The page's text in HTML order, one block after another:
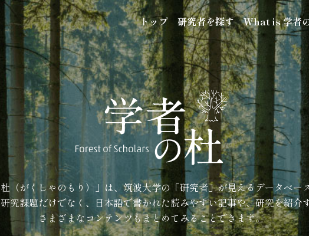
トップ 研究者を探す What is 学者
（がくしゃのもり）」は、筑波大学の「研究者」が見えるデータベー
究課題だけでなく、日本語で書かれた読みやすい記事や、研究を紹介
さまざまなコンテンツもまとめてみることできます。